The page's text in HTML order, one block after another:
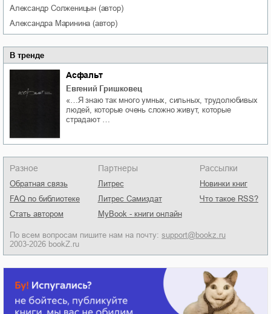
Александр Солженицын (автор)
Александра Маринина (автор)
В тренде
Асфальт
Евгений Гришковец
«…Я знаю так много умных, сильных, трудолюбивых
людей, которые очень сложно живут, которые
страдают …
Разное
Обратная связь
FAQ по библиотеке
Стать автором
Партнеры
Литрес
Литрес Самиздат
MyBook - книги онлайн
Рассылки
Новинки книг
Что такое RSS?
По всем вопросам пишите нам на почту: support@bookz.ru
2003-2026 bookZ.ru